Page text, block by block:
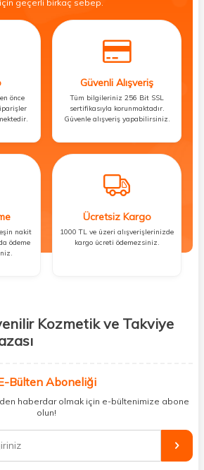
geçerli birkaç sebep.
önce
Güvenli Alışveriş
Tüm bilgileriniz 256 Bit SSL
sertifikasıyla korunmaktadır.
Güvenle alışveriş yapabilirsiniz.
nakit
ödeme
Ücretsiz Kargo
1000 TL ve üzeri alışverişlerinizde
kargo ücreti ödemezsiniz.
Kozmetik ve Takviye
edici gıda ürünlerini sizlerle
mağaza dolaşmanıza gerek yok;
bir çatı altında topluyor ve kapınıza kadar
sağlık ürünleriyle güzelliğinizi tamamlayabilir,
için güvenilir takviye edici gıdalara
Bülten Aboneliği
haberdar olmak için e-bültenimize abone
olun!